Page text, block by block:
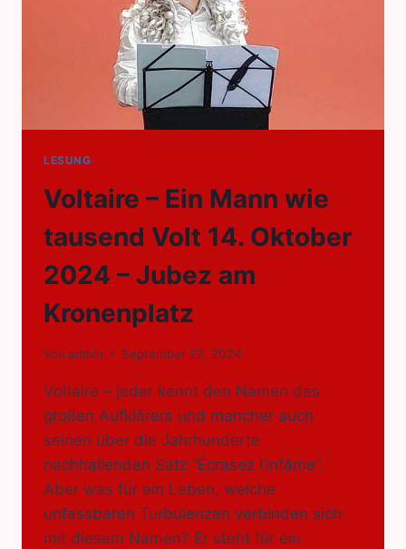
LESUNG
Voltaire – Ein Mann wie
tausend Volt 14. Oktober
2024 – Jubez am
Kronenplatz
Von admin September 22, 2024
Voltaire – jeder kennt den Namen des
großen Aufklärers und mancher auch
seinen über die Jahrhunderte
nachhallenden Satz “Écrasez l’infâme”.
Aber was für ein Leben, welche
unfassbaren Turbulenzen verbinden sich
mit diesem Namen? Er steht für ein